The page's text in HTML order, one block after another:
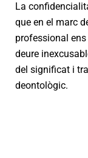
La
que en el marc
professional
deure
del significat i
deontològic.